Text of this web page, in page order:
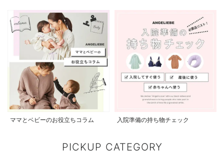
ママとベビーのお役立ちコラム 入院準備の持ち物チェック
PICKUP CATEGORY